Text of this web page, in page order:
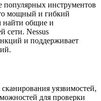
популярных инструментов
мощный и гибкий
найти общие и
сети. Nessus
и поддерживает
уязвимостей,
для проверки